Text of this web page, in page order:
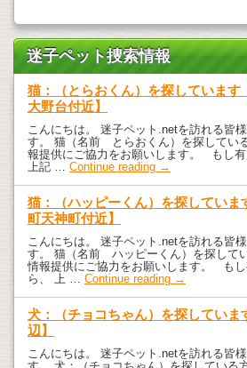
迷子ペット捜索情報
猫：（とらおくん）を探しています
大野台付近】
こんにちは。 迷子ペット.netを訪れる皆
す。 猫（名前 とらおくん）を探してい
報提供にご協力をお願いします。 もし有
上記 … Continue reading →
猫：（ハッピーくん）を探していま
町天神町付近】
こんにちは。 迷子ペット.netを訪れる皆
す。 猫（名前 ハッピーくん）を探して
情報提供にご協力をお願いします。 も
ら、 上 … Continue reading →
犬：（チョコちゃん）を探していま
辺】
こんにちは。 迷子ペット.netを訪れる皆